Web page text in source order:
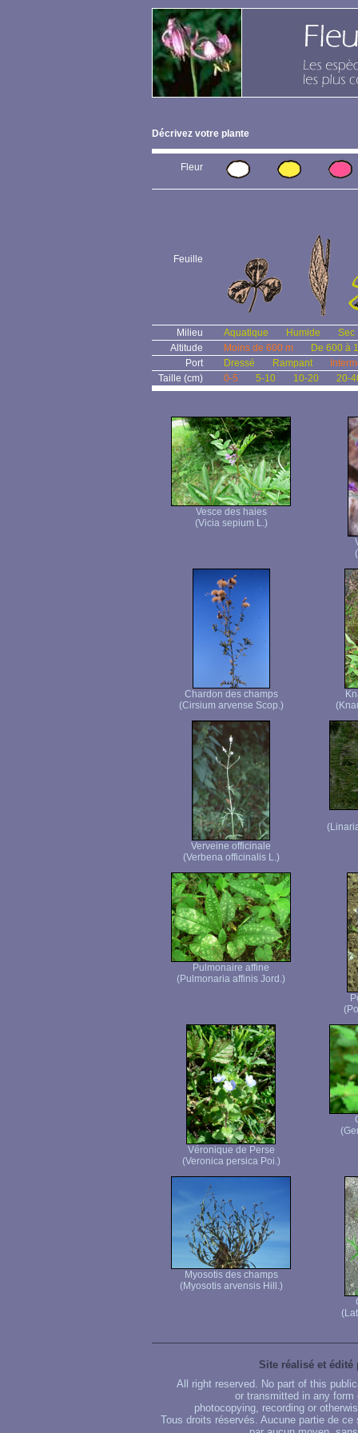
Décrivez votre plante
Fleur
Feuille
Milieu Aquatique Humide
Sec
Altitude
Moins de 600 m
De 600 à
Port
Dressé Rampant
Taille (cm)
0-5 5-10 10-20 20-
Vesce des haies
(Vicia sepium L.)
Chardon des champs
(Cirsium arvense Scop.)
Verveine officinale
(Verbena officinalis L.)
Pulmonaire affine
(Pulmonaria affinis Jord.)
Véronique de Perse
(Veronica persica Poi.)
Myosotis des champs
(Myosotis arvensis Hill.)
Site réalisé et édité
All right reserved. No part of this
or transmitted in any
photocopying, recording or
Tous droits réservés. Aucune partie de